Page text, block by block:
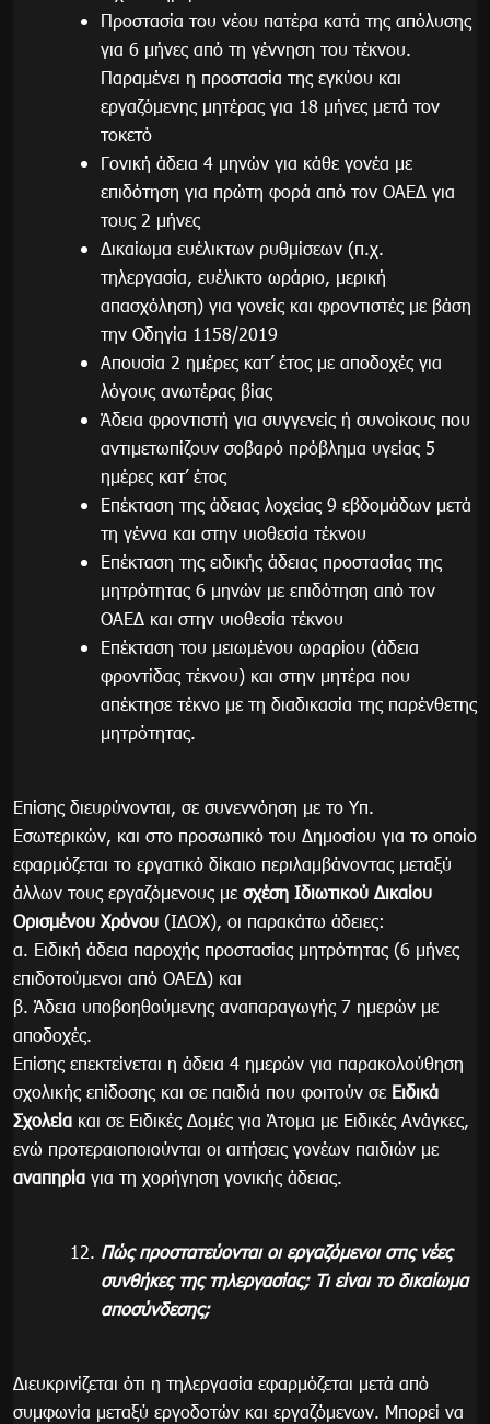
Προστασία του νέου πατέρα κατά της απόλυσης
για 6 μήνες από τη γέννηση του τέκνου.
Παραμένει η προστασία της εγκύου και
εργαζόμενης μητέρας για 18 μήνες μετά τον
τοκετό
Γονική άδεια 4 μηνών για κάθε γονέα με
επιδότηση για πρώτη φορά από τον ΟΑΕΔ για
τους 2 μήνες
Δικαίωμα ευέλικτων ρυθμίσεων (π.χ.
τηλεργασία, ευέλικτο ωράριο, μερική
απασχόληση) για γονείς και φροντιστές με βάση
την Οδηγία 1158/2019
Απουσία 2 ημέρες κατ’ έτος με αποδοχές για
λόγους ανωτέρας βίας
Άδεια φροντιστή για συγγενείς ή συνοίκους που
αντιμετωπίζουν σοβαρό πρόβλημα υγείας 5
ημέρες κατ’ έτος
Επέκταση της άδειας λοχείας 9 εβδομάδων μετά
τη γέννα και στην υιοθεσία τέκνου
Επέκταση της ειδικής άδειας προστασίας της
μητρότητας 6 μηνών με επιδότηση από τον
ΟΑΕΔ και στην υιοθεσία τέκνου
Επέκταση του μειωμένου ωραρίου (άδεια
φροντίδας τέκνου) και στην μητέρα που
απέκτησε τέκνο με τη διαδικασία της παρένθετης
μητρότητας.
Επίσης διευρύνονται, σε συνεννόηση με το Υπ.
Εσωτερικών, και στο προσωπικό του Δημοσίου για το οποίο
εφαρμόζεται το εργατικό δίκαιο περιλαμβάνοντας μεταξύ
άλλων τους εργαζόμενους με σχέση Ιδιωτικού Δικαίου
Ορισμένου Χρόνου (ΙΔΟΧ), οι παρακάτω άδειες:
α. Ειδική άδεια παροχής προστασίας μητρότητας (6 μήνες
επιδοτούμενοι από ΟΑΕΔ) και
β. Άδεια υποβοηθούμενης αναπαραγωγής 7 ημερών με
αποδοχές.
Επίσης επεκτείνεται η άδεια 4 ημερών για παρακολούθηση
σχολικής επίδοσης και σε παιδιά που φοιτούν σε Ειδικά
Σχολεία και σε Ειδικές Δομές για Άτομα με Ειδικές Ανάγκες,
ενώ προτεραιοποιούνται οι αιτήσεις γονέων παιδιών με
αναπηρία για τη χορήγηση γονικής άδειας.
Πώς προστατεύονται οι εργαζόμενοι στις νέες
συνθήκες της τηλεργασίας; Τι είναι το δικαίωμα
αποσύνδεσης;
Διευκρινίζεται ότι η τηλεργασία εφαρμόζεται μετά από
συμφωνία μεταξύ εργοδοτών και εργαζόμενων. Μπορεί να